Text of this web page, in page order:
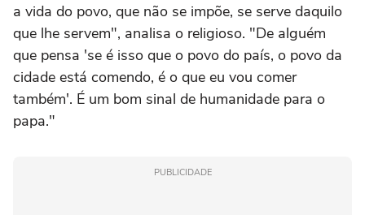
a vida do povo, que não se impõe, se serve daquilo
que lhe servem", analisa o religioso. "De alguém
que pensa 'se é isso que o povo do país, o povo da
cidade está comendo, é o que eu vou comer
também'. É um bom sinal de humanidade para o
papa."
PUBLICIDADE